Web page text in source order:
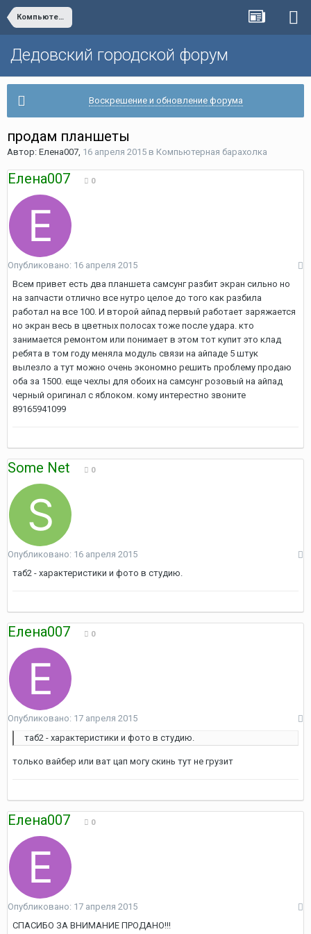
Компьютерная барахолка
Дедовский городской форум
Воскрешение и обновление форума
продам планшеты
Автор: Елена007, 16 апреля 2015 в Компьютерная барахолка
Елена007 0
Опубликовано: 16 апреля 2015
Всем привет есть два планшета самсунг разбит экран сильно но
на запчасти отлично все нутро целое до того как разбила
работал на все 100. И второй айпад первый работает заряжается
но экран весь в цветных полосах тоже после удара. кто
занимается ремонтом или понимает в этом тот купит это клад
ребята в том году меняла модуль связи на айпаде 5 штук
вылезло а тут можно очень экономно решить проблему продаю
оба за 1500. еще чехлы для обоих на самсунг розовый на айпад
черный оригинал с яблоком. кому интерестно звоните
89165941099
Some Net 0
Опубликовано: 16 апреля 2015
таб2 - характеристики и фото в студию.
Елена007 0
Опубликовано: 17 апреля 2015
таб2 - характеристики и фото в студию.
только вайбер или ват цап могу скинь тут не грузит
Елена007 0
Опубликовано: 17 апреля 2015
СПАСИБО ЗА ВНИМАНИЕ ПРОДАНО!!!